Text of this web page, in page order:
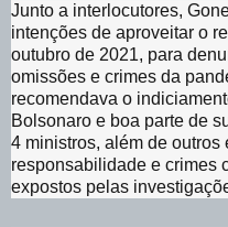
Junto a interlocutores,
intenções de aproveitar o
outubro de 2021, para
omissões e crimes da
recomendava o
Bolsonaro e boa parte de
4 ministros, além de
responsabilidade e crimes
expostos pelas